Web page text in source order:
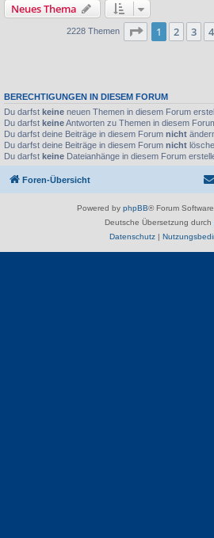
Neues Thema
2228 Themen Seite 1von 75
1 2 3 4
BERECHTIGUNGEN IN DIESEM FORUM
Du darfst keine neuen Themen in diesem Forum
Du darfst keineAntworten zu Themen in diesem
Du darfst deine Beiträge in diesem Forum nicht
Du darfst deine Beiträge in diesem Forum nicht
Du darfst keine Dateianhänge in diesem Forum
Foren-Übersicht
Powered by phpBB® Forum
Deutsche Übersetzung durch
Datenschutz|